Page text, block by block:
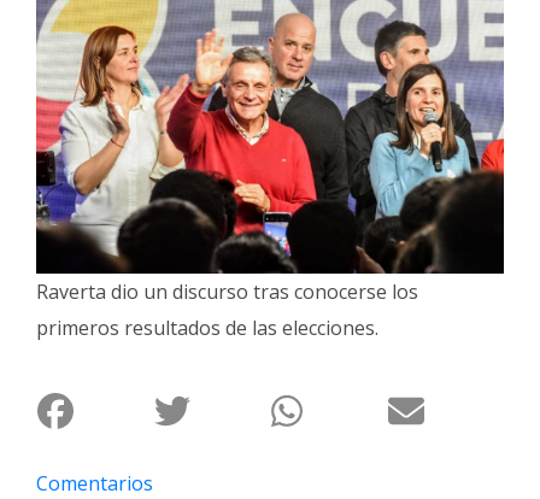
Deportes
Arte
y
Espectáculos
Policiales
Cartelera
de
Familia
Fúnebres
Raverta dio un discurso tras conocerse los
primeros resultados de las elecciones.
Comentarios